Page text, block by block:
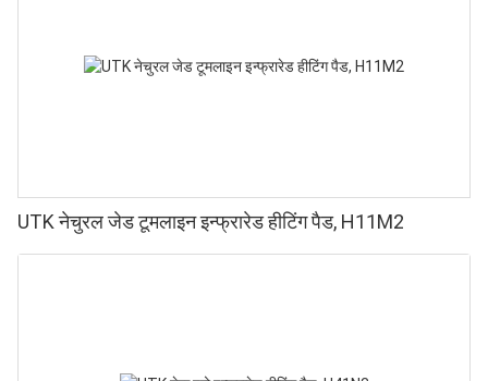
UTK नेचुरल जेड टूमलाइन इन्फ्रारेड हीटिंग पैड, H11M2